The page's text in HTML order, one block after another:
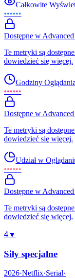
Całkowite
••••••
Dostępne w
Te metryki są
dowiedzieć się więcej.
Godziny Oglądania
••••••
Dostępne w
Te metryki są
dowiedzieć się więcej.
Udział w
••••••
Dostępne w
Te metryki są
dowiedzieć się więcej.
4▼
Siły specjalne
2026·Netflix·Serial·